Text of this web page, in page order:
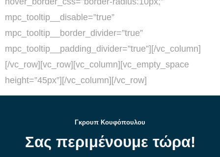
Γκρουπ Κουφόπουλου
Σας περιμένουμε τώρα!